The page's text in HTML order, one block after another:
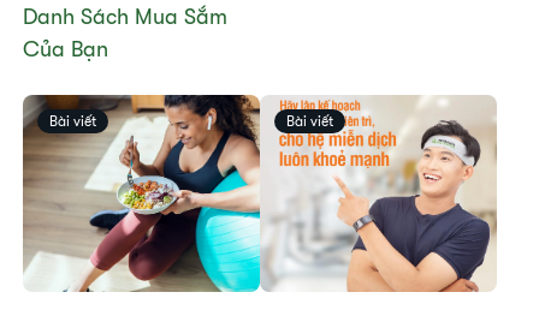
Danh Sách Mua Sắm
Của Bạn
Bài viết Bài viết